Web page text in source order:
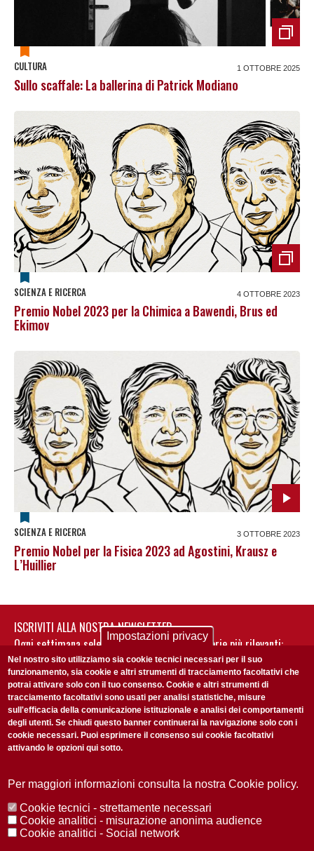
CULTURA 1 OTTOBRE 2025
Sullo scaffale: La ballerina di Patrick Modiano
SCIENZA E RICERCA 4 OTTOBRE 2023
Premio Nobel 2023 per la Chimica a Bawendi, Brus ed
Ekimov
SCIENZA E RICERCA 3 OTTOBRE 2023
Premio Nobel per la Fisica 2023 ad Agostini, Krausz e
L’Huillier
ISCRIVITI ALLA NOSTRA NEWSLETTER
Ogni settimana selezioniamo per te nostre storie più rilevanti:
non perderti gli aggiornamenti della nostra newsletter
Accetto laPrivacy Policy
Redazione Copyright Privacy
Area stampa
© 2025 Università di Padova
Impostazioni privacy
Nel nostro sito utilizziamo sia cookie tecnici necessari per il suo
funzionamento, sia cookie e altri strumenti di tracciamento facoltativi che
potrai attivare solo con il tuo consenso. Cookie e altri strumenti di
tracciamento facoltativi sono usati per analisi statistiche, misure
sull'efficacia della comunicazione istituzionale e analisi dei comportamenti
degli utenti. Se chiudi questo banner continuerai la navigazione solo con i
cookie necessari. Puoi esprimere il consenso sui cookie facoltativi
attivando le opzioni qui sotto.
Per maggiori informazioni consulta la nostra Cookie policy.
Cookie tecnici - strettamente necessari
Cookie analitici - misurazione anonima audience
Cookie analitici - Social network